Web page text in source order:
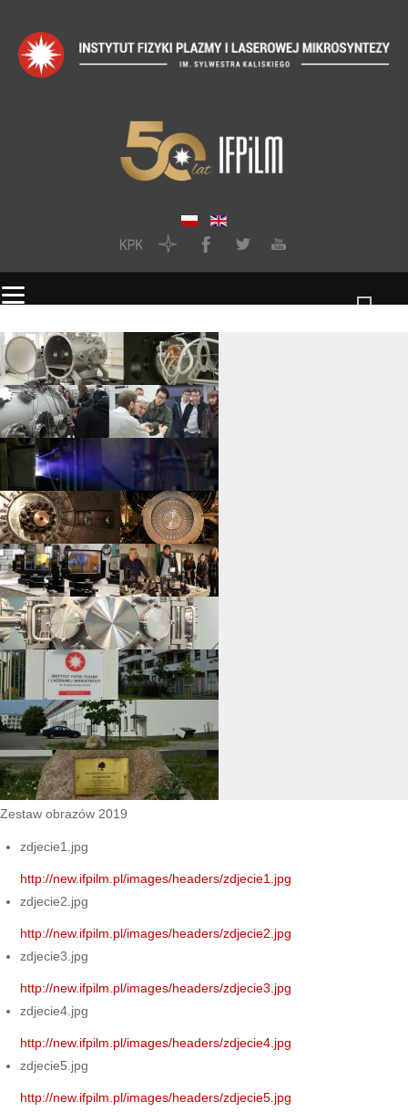
Zestaw obrazów 2019
zdjecie1.jpg
http://new.ifpilm.pl/images/headers/zdjecie1.jpg
zdjecie2.jpg
http://new.ifpilm.pl/images/headers/zdjecie2.jpg
zdjecie3.jpg
http://new.ifpilm.pl/images/headers/zdjecie3.jpg
zdjecie4.jpg
http://new.ifpilm.pl/images/headers/zdjecie4.jpg
zdjecie5.jpg
http://new.ifpilm.pl/images/headers/zdjecie5.jpg